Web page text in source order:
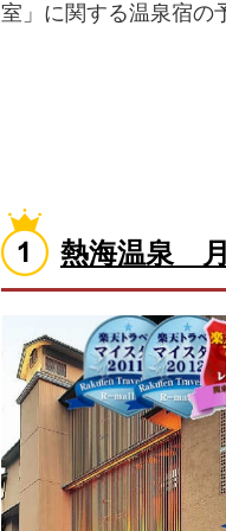
室」に関する温泉宿の
熱海温泉